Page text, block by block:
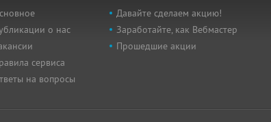
о нас
сервиса
на вопросы
Давайте сделаем акцию!
Заработайте, как Вебмастер
Прошедшие акции